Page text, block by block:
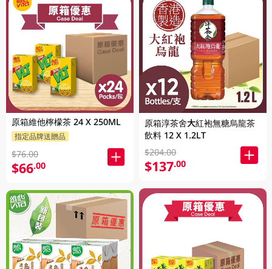
原箱維他檸檬茶 24 X 250ML
指定品牌送贈品
$76.00
$66.00
原箱淳茶舍大紅袍無糖烏龍茶
飲料 12 X 1.2LT
$204.00
$137.00